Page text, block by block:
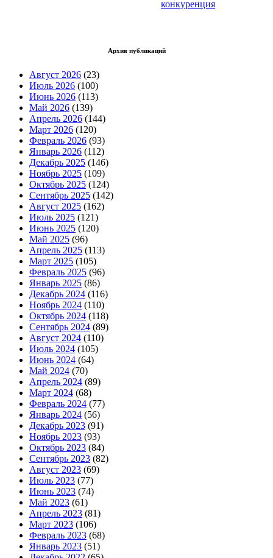
конкуренция
Архив публикаций
Август 2026 (23)
Июль 2026 (100)
Июнь 2026 (113)
Май 2026 (139)
Апрель 2026 (144)
Март 2026 (120)
Февраль 2026 (93)
Январь 2026 (112)
Декабрь 2025 (146)
Ноябрь 2025 (109)
Октябрь 2025 (124)
Сентябрь 2025 (142)
Август 2025 (162)
Июль 2025 (121)
Июнь 2025 (120)
Май 2025 (96)
Апрель 2025 (113)
Март 2025 (105)
Февраль 2025 (96)
Январь 2025 (86)
Декабрь 2024 (116)
Ноябрь 2024 (110)
Октябрь 2024 (118)
Сентябрь 2024 (89)
Август 2024 (110)
Июль 2024 (105)
Июнь 2024 (64)
Май 2024 (70)
Апрель 2024 (89)
Март 2024 (68)
Февраль 2024 (77)
Январь 2024 (56)
Декабрь 2023 (91)
Ноябрь 2023 (93)
Октябрь 2023 (84)
Сентябрь 2023 (82)
Август 2023 (69)
Июль 2023 (77)
Июнь 2023 (74)
Май 2023 (61)
Апрель 2023 (81)
Март 2023 (106)
Февраль 2023 (68)
Январь 2023 (51)